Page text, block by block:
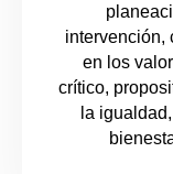
intervención,
en los
crítico,
la